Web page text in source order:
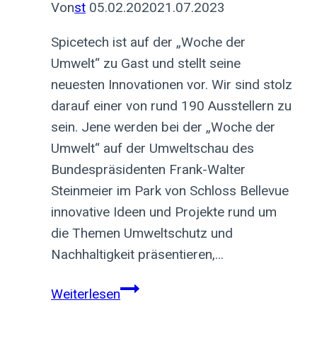
Vonst 05.02.202021.07.2023
Spicetech ist auf der „Woche der
Umwelt“ zu Gast und stellt seine
neuesten Innovationen vor. Wir sind stolz
darauf einer von rund 190 Ausstellern zu
sein. Jene werden bei der „Woche der
Umwelt“ auf der Umweltschau des
Bundespräsidenten Frank-Walter
Steinmeier im Park von Schloss Bellevue
innovative Ideen und Projekte rund um
die Themen Umweltschutz und
Nachhaltigkeit präsentieren,…
WeiterlesenZu